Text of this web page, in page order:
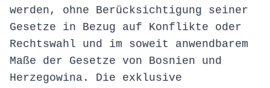
werden, ohne Berücksichtigung seiner
Gesetze in Bezug auf Konflikte oder
Rechtswahl und im soweit anwendbarem
Maße der Gesetze von Bosnien und
Herzegowina. Die exklusive